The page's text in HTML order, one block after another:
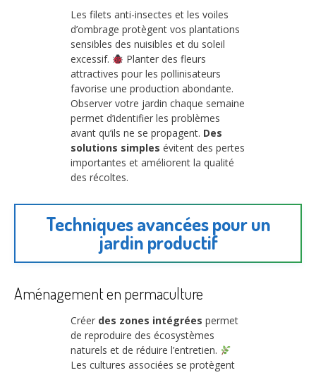
Les filets anti-insectes et les voiles
d’ombrage protègent vos plantations
sensibles des nuisibles et du soleil
excessif.
Planter des fleurs
attractives pour les pollinisateurs
favorise une production abondante.
Observer votre jardin chaque semaine
permet d’identifier les problèmes
avant qu’ils ne se propagent. Des
solutions simples évitent des pertes
importantes et améliorent la qualité
des récoltes.
Techniques avancées pour un
jardin productif
Aménagement en permaculture
Créer des zones intégrées permet
de reproduire des écosystèmes
naturels et de réduire l’entretien.
Les cultures associées se protègent